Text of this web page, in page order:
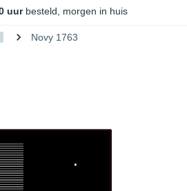
uurbesteld, morgen in huis
Novy 1763